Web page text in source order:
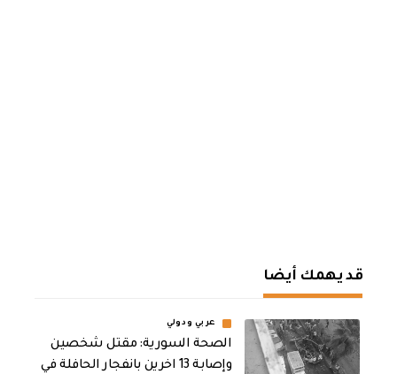
قد يهمك أيضا
عربي ودولي
الصحة السورية: مقتل شخصين
وإصابة 13 اخرين بانفجار الحافلة في